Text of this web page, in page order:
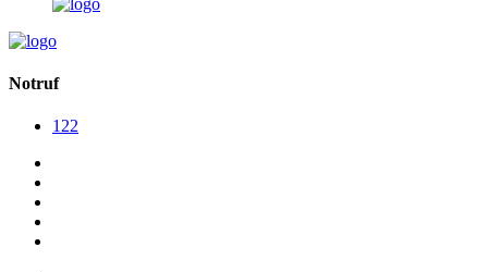
Notruf
122